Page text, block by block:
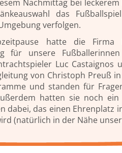
Nachmittag bei leckerem
das
verfolgen.
hatte die Firma
für unsere
Luc Castaignos
von Christoph Preuß
und standen für
hatten sie noch
dabei, das einen Ehrenplatz
(natürlich in der Nähe